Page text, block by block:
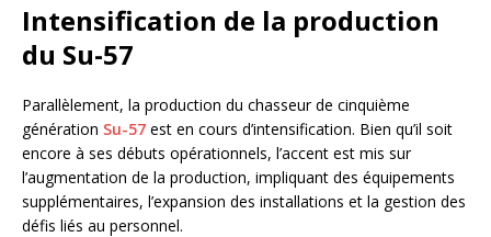
Intensification de la production
du Su-57
Parallèlement, la production du chasseur de cinquième
génération Su-57 est en cours d’intensification. Bien qu’il soit
encore à ses débuts opérationnels, l’accent est mis sur
l’augmentation de la production, impliquant des équipements
supplémentaires, l’expansion des installations et la gestion des
défis liés au personnel.